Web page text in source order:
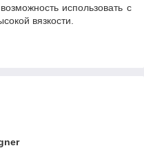
использовать с
вязкости.